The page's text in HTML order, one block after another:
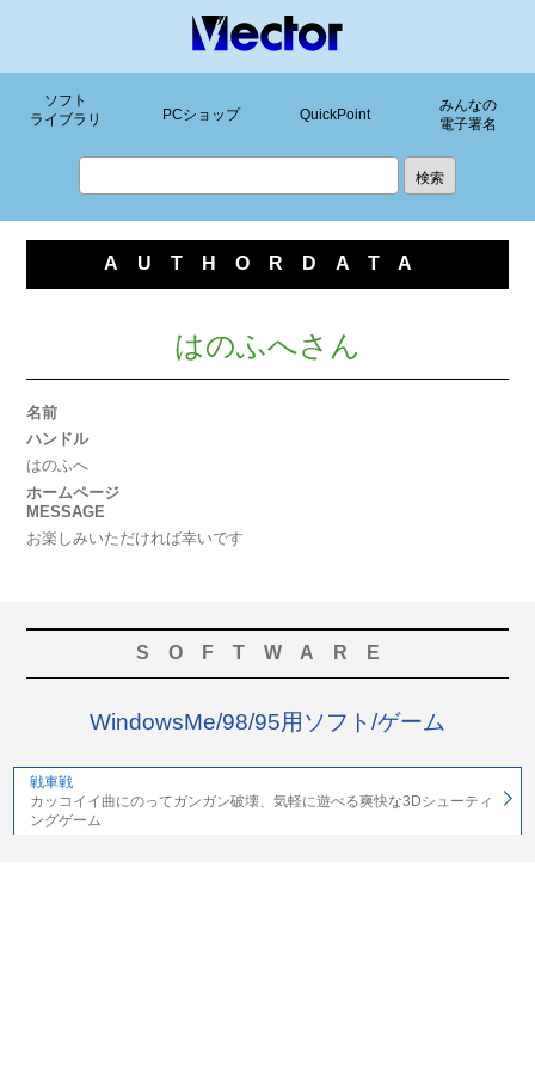
ソフト
ライブラリ
PCショップ QuickPoint
みんなの
電子署名
AUTHORDATA
はのふへさん
名前
ハンドル
はのふへ
ホームページ
MESSAGE
お楽しみいただければ幸いです
SOFTWARE
WindowsMe/98/95用ソフト/ゲーム
戦車戦
カッコイイ曲にのってガンガン破壊、気軽に遊べる爽快な3Dシューティ
ングゲーム